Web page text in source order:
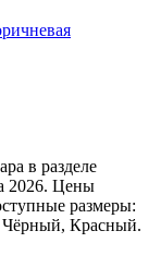
в разделе
2026. Цены
размеры:
Чёрный, Красный.